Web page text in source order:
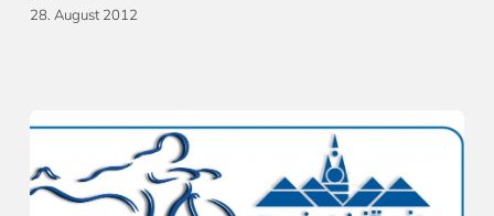
28. August 2012